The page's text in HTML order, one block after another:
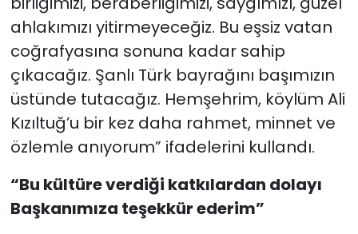
ahlakımızı yitirmeyeceğiz. Bu eşsiz vatan
coğrafyasına sonuna kadar sahip
çıkacağız. Şanlı Türk bayrağını başımızın
üstünde tutacağız. Hemşehrim, köylüm Ali
Kızıltuğ’u bir kez daha rahmet, minnet ve
özlemle anıyorum” ifadelerini kullandı.
“Bu kültüre verdiği katkılardan dolayı
Başkanımıza teşekkür ederim”